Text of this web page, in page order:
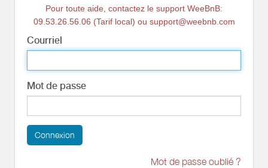
Pour toute aide, contactez le support WeeBnB:
09.53.26.56.06 (Tarif local) ou support@weebnb.com
Courriel
Mot de passe
Connexion
Mot de passe oublié ?